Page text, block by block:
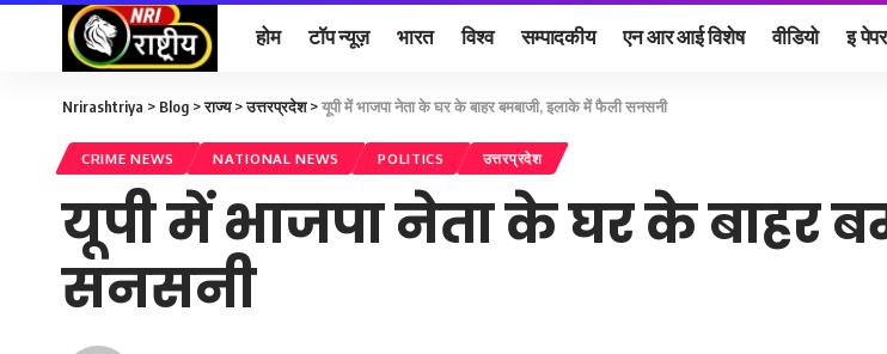
होम टॉप न्यूज़ भारत विश्व सम्पादकीय एन आर आई विशेष वीडियो इ पेपर
Nrirashtriya > Blog >राज्य>उत्तरप्रदेश>यूपी में भाजपा नेता के घर के बाहर बमबाजी, इलाके में फैली सनसनी
CRIME NEWS NATIONAL NEWS POLITICS उत्तरप्रदेश
यूपी में भाजपा नेता के घर के बाहर
सनसनी